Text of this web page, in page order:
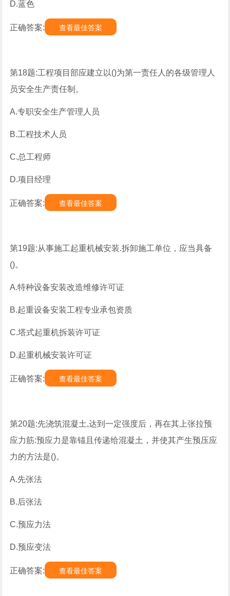
D.蓝色
正确答案: 查看最佳答案
第18题:工程项目部应建立以()为第一责任人的各级管理人
员安全生产责任制。
A.专职安全生产管理人员
B.工程技术人员
C.总工程师
D.项目经理
正确答案: 查看最佳答案
第19题:从事施工起重机械安装.拆卸施工单位，应当具备
()。
A.特种设备安装改造维修许可证
B.起重设备安装工程专业承包资质
C.塔式起重机拆装许可证
D.起重机械安装许可证
正确答案: 查看最佳答案
第20题:先浇筑混凝土,达到一定强度后，再在其上张拉预
应力筋:预应力是靠锚且传递给混凝土，并使其产生预压应
力的方法是()。
A.先张法
B.后张法
C.预应力法
D.预应变法
正确答案: 查看最佳答案